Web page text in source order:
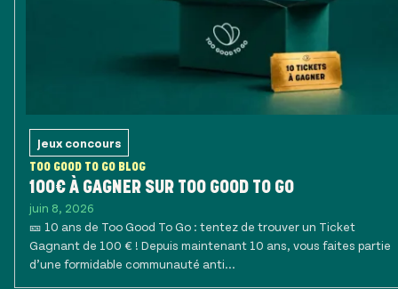
Jeux concours
TOO GOOD TO GO BLOG
100€ À GAGNER SUR TOO GOOD TO GO
juin 8, 2026
🎫 10 ans de Too Good To Go : tentez de trouver un Ticket
Gagnant de 100 € ! Depuis maintenant 10 ans, vous faites partie
d’une formidable communauté anti...